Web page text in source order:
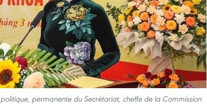
permanente du Secrétariat, cheffe de la Commission